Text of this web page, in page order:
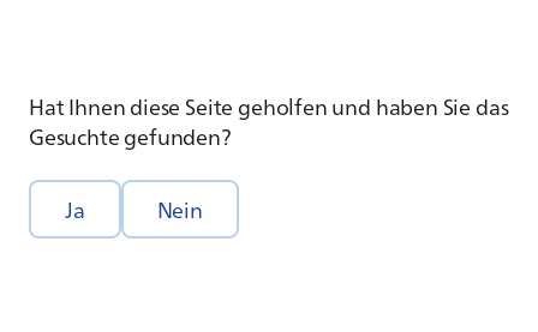
Hat Ihnen diese Seite geholfen und haben Sie das
Gesuchte gefunden?
Ja Nein